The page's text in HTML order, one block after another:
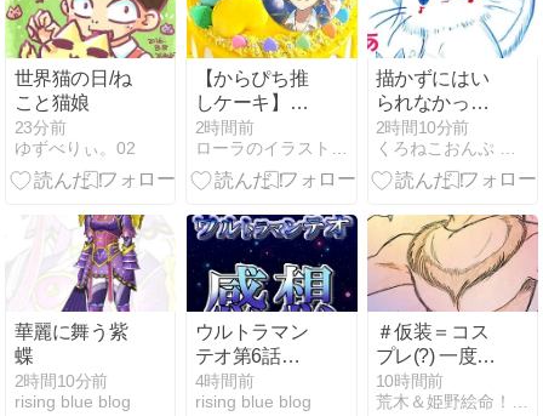
世界猫の日/ね
こと猫娘
23分前
ゆずべりぃ。02
【からぴち推
しケーキ】た
っつんの推し
カラー桃デコ
レーション！
2時間前
ローラのイラストケーキ指南書
描かずにはい
られなかっ
た……
2時間10分前
くろねこおんぷ 猫月庵
華麗に舞う紫
蝶
2時間10分前
rising blue blog
ウルトラマン
テオ第6話の
感想を語る
4時間前
rising blue blog
＃仮装＝コス
プレ(?) 一度や
ってみたいモ
ンだ(笑)
10時間前
荒木＆姫野絵命！？のグシ裕美のお絵かき攻撃！！